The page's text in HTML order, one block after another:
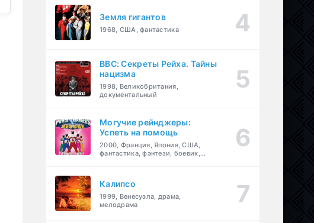
Земля гигантов
1968, США, фантастика
BBC: Секреты Рейха. Тайны
нацизма
1998, Великобритания,
документальный
Могучие рейнджеры:
Успеть на помощь
2000, Франция, Япония, США,
фантастика, фэнтези, боевик,
Калипсо
1999, Венесуэла, драма,
мелодрама